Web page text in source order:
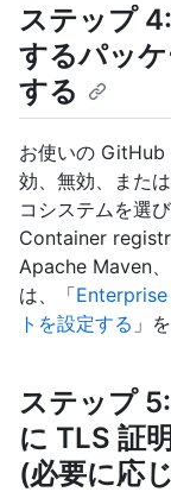
ステップ
するパッ
する
お使いの
効、無効、また
コシステムを選
Container
Apache Maven
は、「Enterprise
トを設定する 」
ステップ
に TLS 証
(必要に応